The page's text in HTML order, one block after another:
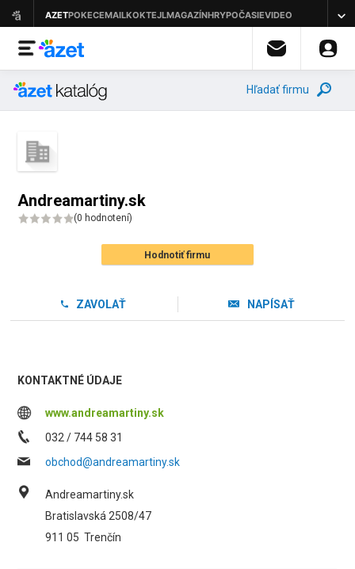
Hľadať firmu
Andreamartiny.sk
(0 hodnotení)
Hodnotiť firmu
ZAVOLAŤ NAPÍSAŤ
KONTAKTNÉ ÚDAJE
www.andreamartiny.sk
032 / 744 58 31
obchod@andreamartiny.sk
Andreamartiny.sk
Bratislavská 2508/47
911 05 Trenčín